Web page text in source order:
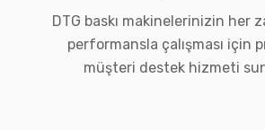
DTG baskı makinelerinizin her
performansla çalışması için
müşteri destek hizmeti